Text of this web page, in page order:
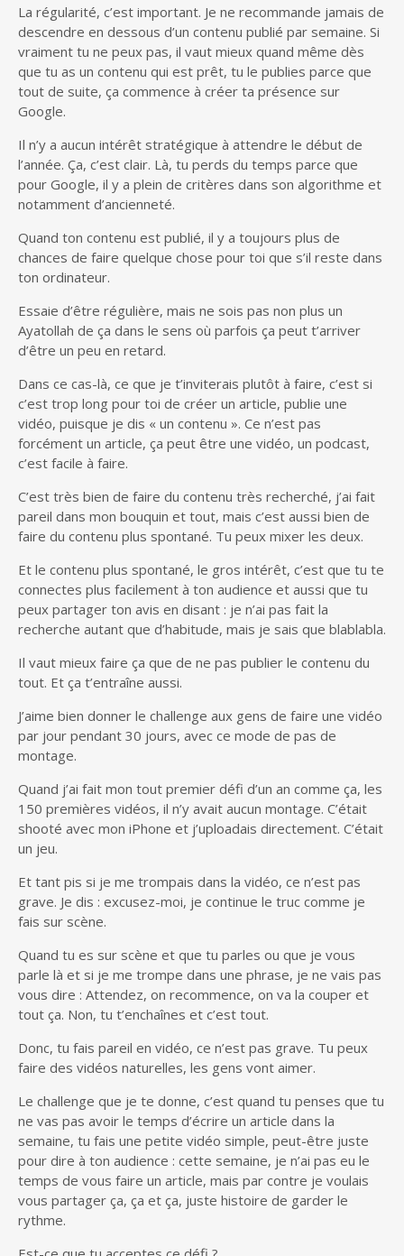
La régularité, c’est important. Je ne recommande jamais de
descendre en dessous d’un contenu publié par semaine. Si
vraiment tu ne peux pas, il vaut mieux quand même dès
que tu as un contenu qui est prêt, tu le publies parce que
tout de suite, ça commence à créer ta présence sur
Google.
Il n’y a aucun intérêt stratégique à attendre le début de
l’année. Ça, c’est clair. Là, tu perds du temps parce que
pour Google, il y a plein de critères dans son algorithme et
notamment d’ancienneté.
Quand ton contenu est publié, il y a toujours plus de
chances de faire quelque chose pour toi que s’il reste dans
ton ordinateur.
Essaie d’être régulière, mais ne sois pas non plus un
Ayatollah de ça dans le sens où parfois ça peut t’arriver
d’être un peu en retard.
Dans ce cas-là, ce que je t’inviterais plutôt à faire, c’est si
c’est trop long pour toi de créer un article, publie une
vidéo, puisque je dis « un contenu ». Ce n’est pas
forcément un article, ça peut être une vidéo, un podcast,
c’est facile à faire.
C’est très bien de faire du contenu très recherché, j’ai fait
pareil dans mon bouquin et tout, mais c’est aussi bien de
faire du contenu plus spontané. Tu peux mixer les deux.
Et le contenu plus spontané, le gros intérêt, c’est que tu te
connectes plus facilement à ton audience et aussi que tu
peux partager ton avis en disant : je n’ai pas fait la
recherche autant que d’habitude, mais je sais que blablabla.
Il vaut mieux faire ça que de ne pas publier le contenu du
tout. Et ça t’entraîne aussi.
J’aime bien donner le challenge aux gens de faire une vidéo
par jour pendant 30 jours, avec ce mode de pas de
montage.
Quand j’ai fait mon tout premier défi d’un an comme ça, les
150 premières vidéos, il n’y avait aucun montage. C’était
shooté avec mon iPhone et j’uploadais directement. C’était
un jeu.
Et tant pis si je me trompais dans la vidéo, ce n’est pas
grave. Je dis : excusez-moi, je continue le truc comme je
fais sur scène.
Quand tu es sur scène et que tu parles ou que je vous
parle là et si je me trompe dans une phrase, je ne vais pas
vous dire : Attendez, on recommence, on va la couper et
tout ça. Non, tu t’enchaînes et c’est tout.
Donc, tu fais pareil en vidéo, ce n’est pas grave. Tu peux
faire des vidéos naturelles, les gens vont aimer.
Le challenge que je te donne, c’est quand tu penses que tu
ne vas pas avoir le temps d’écrire un article dans la
semaine, tu fais une petite vidéo simple, peut-être juste
pour dire à ton audience : cette semaine, je n’ai pas eu le
temps de vous faire un article, mais par contre je voulais
vous partager ça, ça et ça, juste histoire de garder le
rythme.